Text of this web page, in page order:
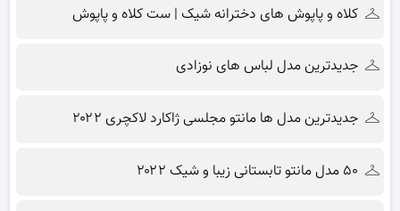
کلاه و پاپوش های دخترانه شیک | ست کلاه و پاپوش
جدیدترین مدل لباس های نوزادی
جدیدترین مدل ها مانتو مجلسی ژاکارد لاکچری ۲۰۲۲
۵۰ مدل مانتو تابستانی زیبا و شیک ۲۰۲۲